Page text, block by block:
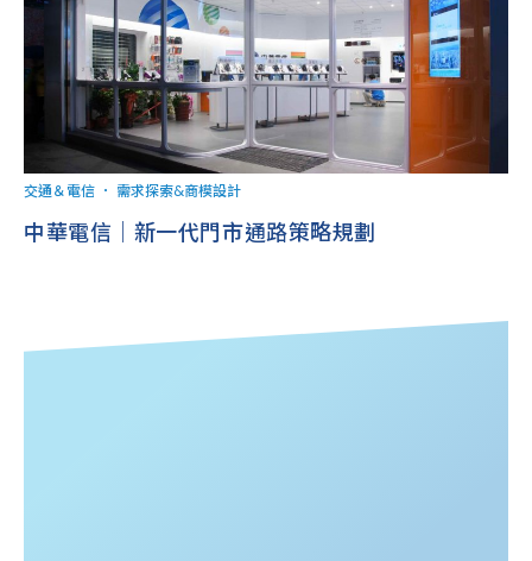
交通＆電信 ． 需求探索&商模設計
中華電信｜新一代門市通路策略規劃